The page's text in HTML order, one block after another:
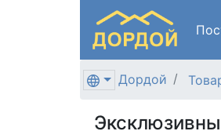
Дордой